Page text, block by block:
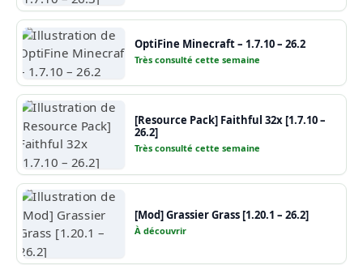
OptiFine Minecraft – 1.7.10 – 26.2
Très consulté cette semaine
[Resource Pack] Faithful 32x [1.7.10 –
26.2]
Très consulté cette semaine
[Mod] Grassier Grass [1.20.1 – 26.2]
À découvrir